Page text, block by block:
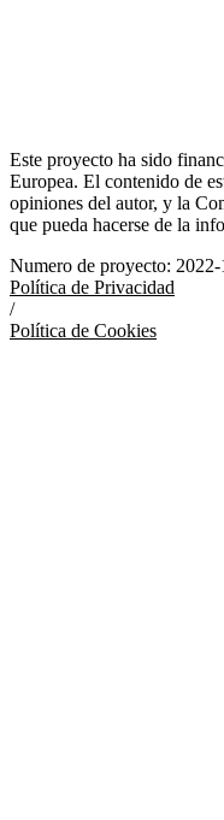
Este proyecto ha sido
Europea. El contenido de
opiniones del autor, y la
que pueda hacerse de la
Numero de proyecto:
Política de Privacidad
/
Política de Cookies